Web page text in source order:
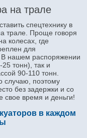
на трале
спецтехнику в
трале. Проще говоря
колесах, где
для
В нашем распоряжении
тонн), так и
90-110 тонн.
случаю, поэтому
без задержки и со
свое время и деньги!
в каждом